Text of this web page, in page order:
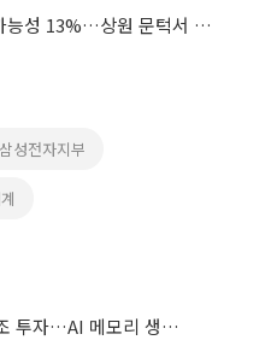
美 클래리티 법안 연내 통과 가능성 13%…상원 문턱서 제동
성전자지부
SK하이닉스, 용인·청주에 54조 투자…AI 메모리 생산기지 키운다